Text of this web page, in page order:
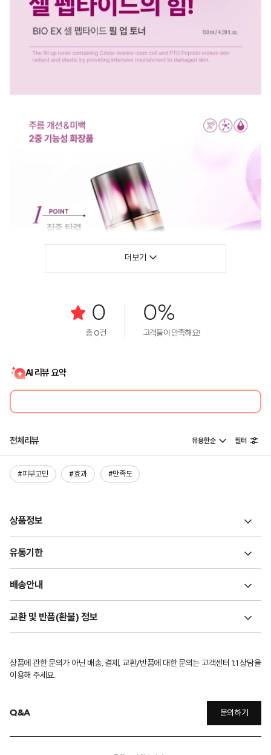
더보기
0
총0건
0%
고객들이 만족해요!
AI 리뷰 요약
전체리뷰 유용한순 필터
#피부고민 #효과 #만족도
상품정보
유통기한
배송안내
교환 및 반품(환불) 정보
상품에 관한 문의가 아닌 배송, 결제, 교환/반품에 대한 문의는 고객센터 1:1 상담을
이용해 주세요.
Q&A 문의하기